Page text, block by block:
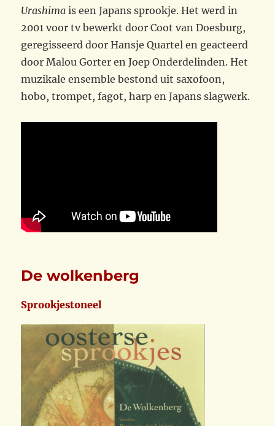
Urashimais een Japans sprookje. Het werd in
2001 voor tv bewerkt door Coot van Doesburg,
geregisseerd door Hansje Quartel en geacteerd
door Malou Gorter en Joep Onderdelinden. Het
muzikale ensemble bestond uit saxofoon,
hobo, trompet, fagot, harp en Japans slagwerk.
De wolkenberg
Sprookjestoneel